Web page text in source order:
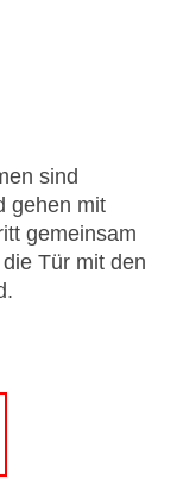
sind
gehen mit
gemeinsam
Tür mit den